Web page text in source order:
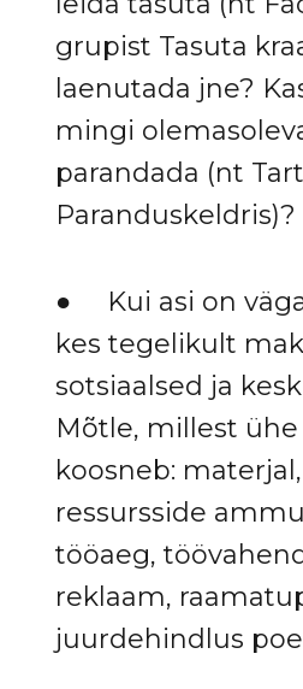
grupist Tasuta
laenutada jne?
mingi
parandada (nt
Paranduskeldris)?
● Kui asi on
kes tegelikult
sotsiaalsed ja
Mõtle, millest
koosneb:
ressursside
tööaeg,
reklaam,
juurdehindlus